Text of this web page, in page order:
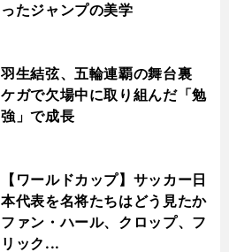
ったジャンプの美学
羽生結弦、五輪連覇の舞台裏
ケガで欠場中に取り組んだ「勉
強」で成長
【ワールドカップ】サッカー日
本代表を名将たちはどう見たか
ファン・ハール、クロップ、フ
リック...